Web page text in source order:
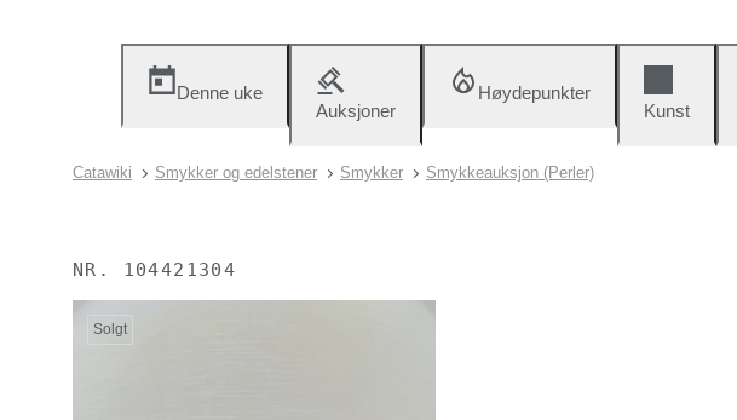
Denne uke
Auksjoner
Høydepunkter
Kunst
Catawiki Smykker og edelstener Smykker Smykkeauksjon (Perler)
NR. 104421304
Solgt